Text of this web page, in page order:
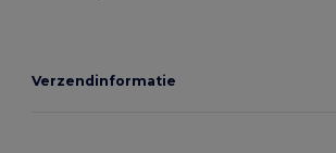
Verzendinformatie